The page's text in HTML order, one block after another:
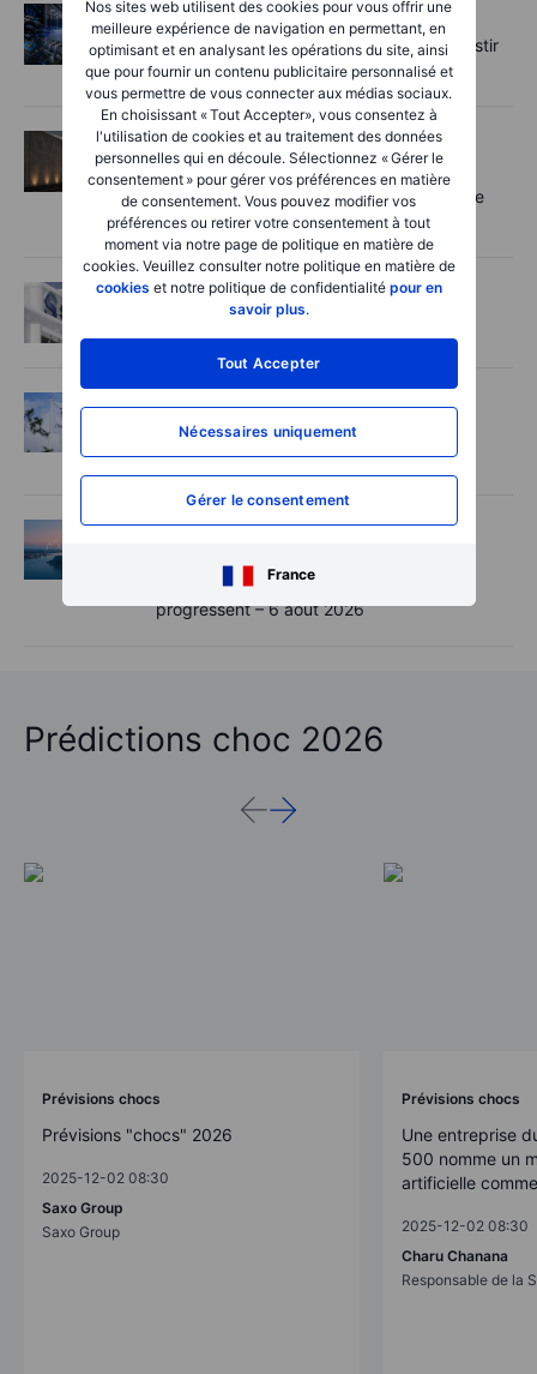
Nos sites web utilisent des cookies pour vous offrir une
meilleure expérience de navigation en permettant, en
optimisant et en analysant les opérations du site, ainsi
que pour fournir un contenu publicitaire personnalisé et
vous permettre de vous connecter aux médias sociaux.
En choisissant « Tout Accepter», vous consentez à
l'utilisation de cookies et au traitement des données
personnelles qui en découle. Sélectionnez « Gérer le
consentement » pour gérer vos préférences en matière
de consentement. Vous pouvez modifier vos
préférences ou retirer votre consentement à tout
moment via notre page de politique en matière de
cookies. Veuillez consulter notre politique en matière de
cookies et notre politique de confidentialité pour en
savoir plus.
Tout Accepter
Nécessaires uniquement
Gérer le consentement
France
Actions
2026-08-06 12:00:00
L’IA entre dans une nouvelle phase : investir
au-delà des goulots d’étranglement
Actions
2026-08-06 11:00:00
Rheinmetall : le boom de la défense en
Europe est là, mais tous les contrats ne se
concrétiseront pas
Actions
2026-08-06 08:00:00
Idée de trading - Safran
Actions
2026-08-06 07:00:00
Novo Nordisk relève ses ambitions, mais
perd du terrain face à ses rivaux
Macro
2026-08-06 06:02:00
Point de marché – Les semi-conducteurs
inquiètent, les espoirs autour d’Hormuz
progressent – 6 août 2026
Prédictions choc 2026
Prévisions chocs
Prévisions "chocs" 2026
2025-12-02 08:30
Saxo Group
Saxo Group
Prévisions chocs
Une entreprise
500 nomme un
artificielle
2025-12-02 08:30
Charu Chanana
Responsable de la